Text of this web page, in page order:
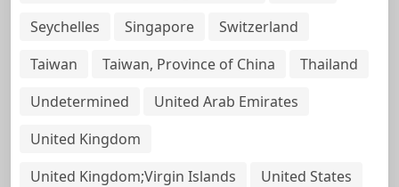
Seychelles
Singapore
Switzerland
Taiwan
Taiwan, Province of China
Thailand
Undetermined
United Arab Emirates
United Kingdom
United Kingdom;Virgin Islands
United States